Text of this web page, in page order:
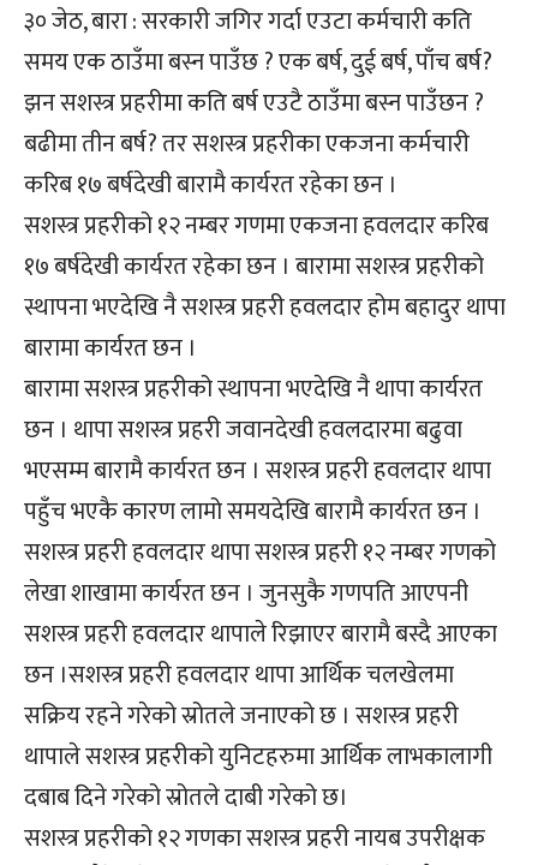
३० जेठ, बारा : सरकारी जगिर गर्दा एउटा कर्मचारी कति
समय एक ठाउँमा बस्न पाउँछ ? एक बर्ष, दुई बर्ष, पाँच बर्ष?
झन सशस्त्र प्रहरीमा कति बर्ष एउटै ठाउँमा बस्न पाउँछन ?
बढीमा तीन बर्ष? तर सशस्त्र प्रहरीका एकजना कर्मचारी
करिब १७ बर्षदेखी बारामै कार्यरत रहेका छन ।
सशस्त्र प्रहरीको १२ नम्बर गणमा एकजना हवलदार करिब
१७ बर्षदेखी कार्यरत रहेका छन । बारामा सशस्त्र प्रहरीको
स्थापना भएदेखि नै सशस्त्र प्रहरी हवलदार होम बहादुर थापा
बारामा कार्यरत छन ।
बारामा सशस्त्र प्रहरीको स्थापना भएदेखि नै थापा कार्यरत
छन । थापा सशस्त्र प्रहरी जवानदेखी हवलदारमा बढुवा
भएसम्म बारामै कार्यरत छन । सशस्त्र प्रहरी हवलदार थापा
पहुँच भएकै कारण लामो समयदेखि बारामै कार्यरत छन ।
सशस्त्र प्रहरी हवलदार थापा सशस्त्र प्रहरी १२ नम्बर गणको
लेखा शाखामा कार्यरत छन । जुनसुकै गणपति आएपनी
सशस्त्र प्रहरी हवलदार थापाले रिझाएर बारामै बस्दै आएका
छन ।सशस्त्र प्रहरी हवलदार थापा आर्थिक चलखेलमा
सक्रिय रहने गरेको स्रोतले जनाएको छ । सशस्त्र प्रहरी
थापाले सशस्त्र प्रहरीको युनिटहरुमा आर्थिक लाभकालागी
दबाब दिने गरेको स्रोतले दाबी गरेको छ।
सशस्त्र प्रहरीको १२ गणका सशस्त्र प्रहरी नायब उपरीक्षक